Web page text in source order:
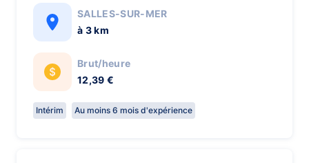
SALLES-SUR-MER
à 3 km
Brut/heure
12,39 €
Intérim Au moins 6 mois d'expérience